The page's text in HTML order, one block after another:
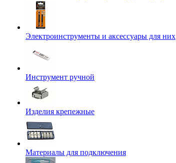
Электроинструменты и аксессуары для них
Инструмент ручной
Изделия крепежные
Материалы для подключения